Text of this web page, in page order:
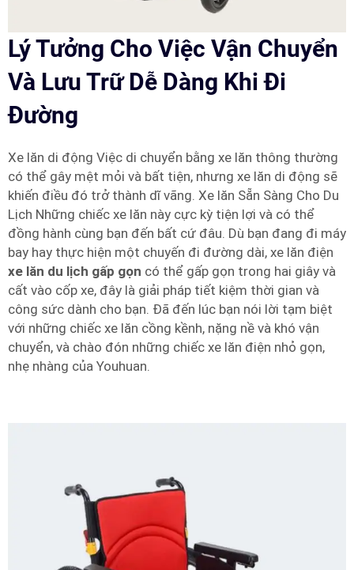
Lý Tưởng Cho Việc Vận Chuyển
Và Lưu Trữ Dễ Dàng Khi Đi
Đường
Xe lăn di động Việc di chuyển bằng xe lăn thông thường
có thể gây mệt mỏi và bất tiện, nhưng xe lăn di động sẽ
khiến điều đó trở thành dĩ vãng. Xe lăn Sẵn Sàng Cho Du
Lịch Những chiếc xe lăn này cực kỳ tiện lợi và có thể
đồng hành cùng bạn đến bất cứ đâu. Dù bạn đang đi máy
bay hay thực hiện một chuyến đi đường dài, xe lăn điện
xe lăn du lịch gấp gọn có thể gấp gọn trong hai giây và
cất vào cốp xe, đây là giải pháp tiết kiệm thời gian và
công sức dành cho bạn. Đã đến lúc bạn nói lời tạm biệt
với những chiếc xe lăn cồng kềnh, nặng nề và khó vận
chuyển, và chào đón những chiếc xe lăn điện nhỏ gọn,
nhẹ nhàng của Youhuan.